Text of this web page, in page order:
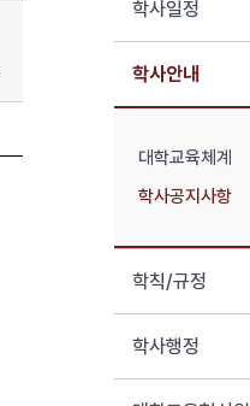
학사일정
학사안내
대학교육체계
학사공지사항
학칙/규정
학사행정